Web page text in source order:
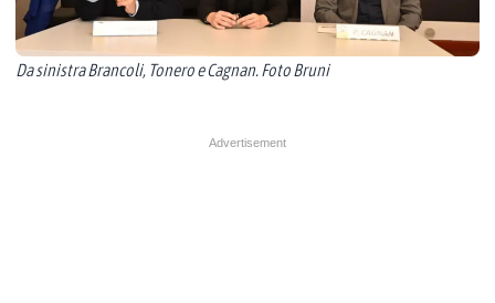
Da sinistra Brancoli, Tonero e Cagnan. Foto Bruni